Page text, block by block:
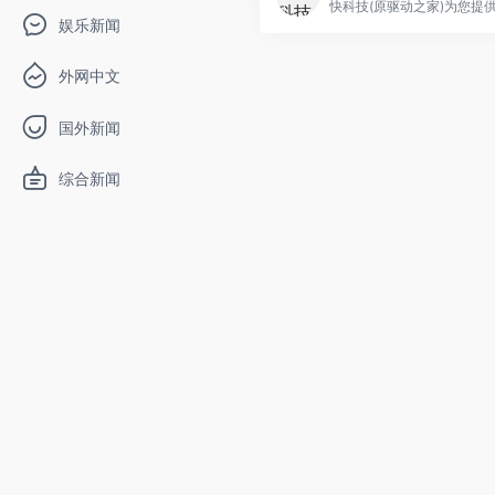
娱乐新闻
外网中文
国外新闻
综合新闻
快科技(原驱动之家)为您提